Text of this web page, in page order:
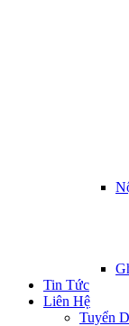
Tin Tức
Liên Hệ
Tuyển